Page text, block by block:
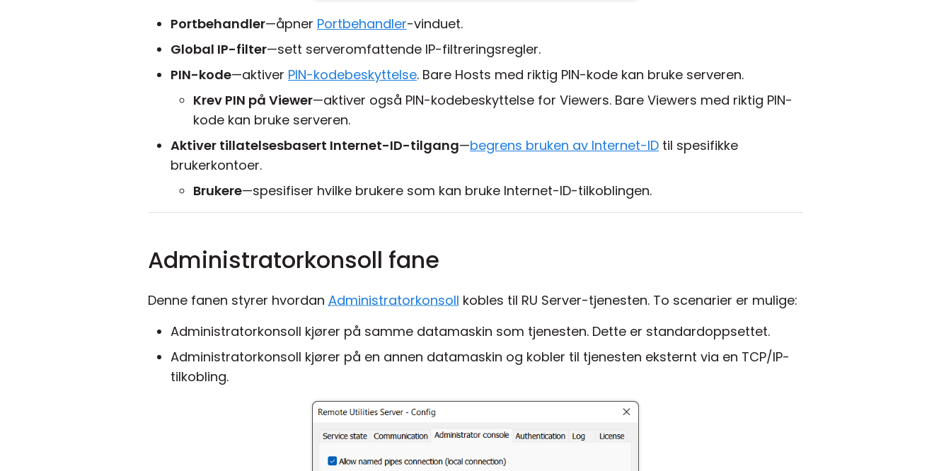
Portbehandler—åpner Portbehandler-vinduet.
Global IP-filter—sett serveromfattende IP-filtreringsregler.
PIN-kode—aktiver PIN-kodebeskyttelse. Bare Hosts med riktig PIN-kode kan bruke serveren.
Krev PIN på Viewer—aktiver også PIN-kodebeskyttelse for Viewers. Bare Viewers med riktig PIN-
kode kan bruke serveren.
Aktiver tillatelsesbasert Internet-ID-tilgang—begrens bruken av Internet-ID til spesifikke
brukerkontoer.
Brukere—spesifiser hvilke brukere som kan bruke Internet-ID-tilkoblingen.
Administratorkonsoll fane
Denne fanen styrer hvordan Administratorkonsoll kobles til RU Server-tjenesten. To scenarier er mulige:
Administratorkonsoll kjører på samme datamaskin som tjenesten. Dette er standardoppsettet.
Administratorkonsoll kjører på en annen datamaskin og kobler til tjenesten eksternt via en TCP/IP-
tilkobling.